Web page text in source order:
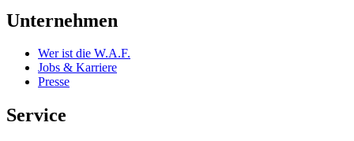
Unternehmen
Wer ist die W.A.F.
Jobs & Karriere
Presse
Service